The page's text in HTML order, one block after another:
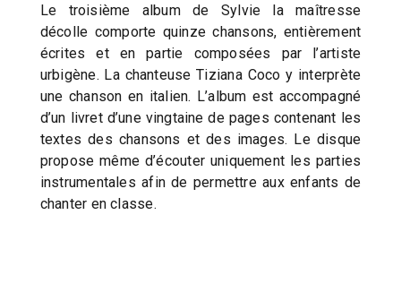
Le troisième album de Sylvie la maîtresse
décolle comporte quinze chansons, entièrement
écrites et en partie composées par l’artiste
urbigène. La chanteuse Tiziana Coco y interprète
une chanson en italien. L’album est accompagné
d’un livret d’une vingtaine de pages contenant les
textes des chansons et des images. Le disque
propose même d’écouter uniquement les parties
instrumentales afin de permettre aux enfants de
chanter en classe.